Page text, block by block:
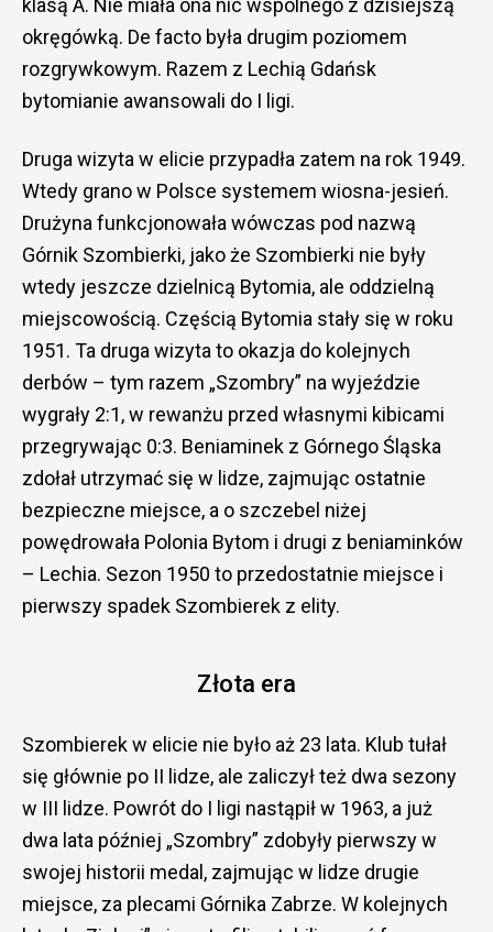
klasą A. Nie miała ona nic wspólnego z dzisiejszą
okręgówką. De facto była drugim poziomem
rozgrywkowym. Razem z Lechią Gdańsk
bytomianie awansowali do I ligi.
Druga wizyta w elicie przypadła zatem na rok 1949.
Wtedy grano w Polsce systemem wiosna-jesień.
Drużyna funkcjonowała wówczas pod nazwą
Górnik Szombierki, jako że Szombierki nie były
wtedy jeszcze dzielnicą Bytomia, ale oddzielną
miejscowością. Częścią Bytomia stały się w roku
1951. Ta druga wizyta to okazja do kolejnych
derbów – tym razem „Szombry” na wyjeździe
wygrały 2:1, w rewanżu przed własnymi kibicami
przegrywając 0:3. Beniaminek z Górnego Śląska
zdołał utrzymać się w lidze, zajmując ostatnie
bezpieczne miejsce, a o szczebel niżej
powędrowała Polonia Bytom i drugi z beniaminków
– Lechia. Sezon 1950 to przedostatnie miejsce i
pierwszy spadek Szombierek z elity.
Złota era
Szombierek w elicie nie było aż 23 lata. Klub tułał
się głównie po II lidze, ale zaliczył też dwa sezony
w III lidze. Powrót do I ligi nastąpił w 1963, a już
dwa lata później „Szombry” zdobyły pierwszy w
swojej historii medal, zajmując w lidze drugie
miejsce, za plecami Górnika Zabrze. W kolejnych